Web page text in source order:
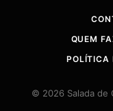
QUEM
POLÍTICA
© 2026 Salada de